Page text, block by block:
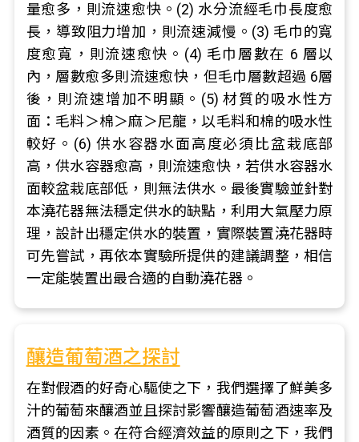
量愈多，則流速愈快。(2) 水分流經毛巾長度愈
長，導致阻力增加，則流速減慢。(3) 毛巾的寬
度愈寬，則流速愈快。(4) 毛巾層數在 6 層以
內，層數愈多則流速愈快，但毛巾層數超過 6層
後，則流速增加不明顯。(5) 材質的吸水性方
面：毛料＞棉＞麻＞尼龍，以毛料和棉的吸水性
較好。(6) 供水容器水面高度必須比盆栽底部
高，供水容器愈高，則流速愈快，若供水容器水
面較盆栽底部低，則無法供水。最後實驗並針對
本澆花器無法穩定供水的缺點，利用大氣壓力原
理，設計出穩定供水的裝置，實際裝置澆花器時
可先嘗試，再依本實驗所提供的建議調整，相信
一定能裝置出最合適的自動澆花器。
釀造葡萄酒之探討
在對假酒的好奇心驅使之下，我們選擇了鮮美多
汁的葡萄來釀酒並且探討影響釀造葡萄酒速率及
酒質的因素。在符合經濟效益的原則之下，我們